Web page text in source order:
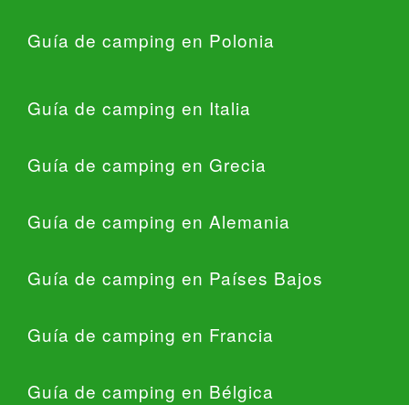
Guía de camping en Polonia
Guía de camping en Italia
Guía de camping en Grecia
Guía de camping en Alemania
Guía de camping en Países Bajos
Guía de camping en Francia
Guía de camping en Bélgica